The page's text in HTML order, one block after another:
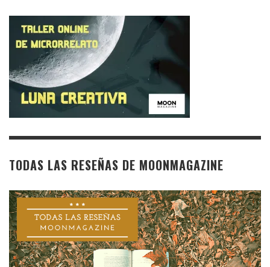
TODAS LAS RESEÑAS DE MOONMAGAZINE